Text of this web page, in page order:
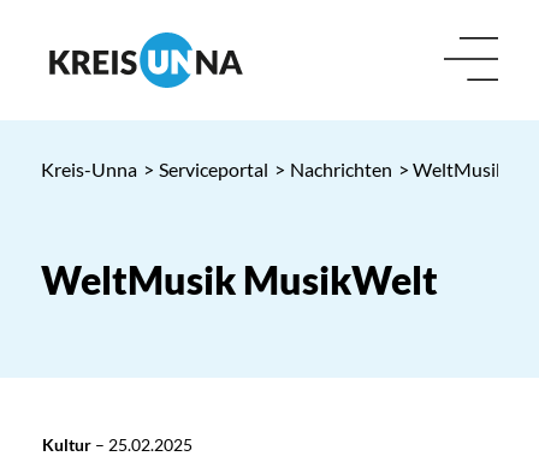
Kreis-Unna > Serviceportal > Nachrichten > WeltMusik
WeltMusik MusikWelt
Kultur– 25.02.2025